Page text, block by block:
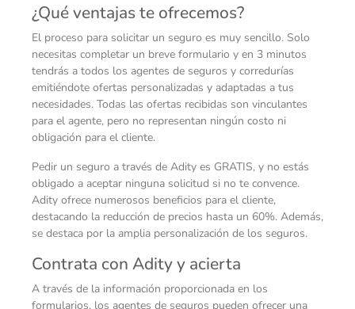
¿Qué ventajas te ofrecemos?
El proceso para solicitar un seguro es muy sencillo. Solo
necesitas completar un breve formulario y en 3 minutos
tendrás a todos los agentes de seguros y corredurías
emitiéndote ofertas personalizadas y adaptadas a tus
necesidades. Todas las ofertas recibidas son vinculantes
para el agente, pero no representan ningún costo ni
obligación para el cliente.
Pedir un seguro a través de Adity es GRATIS, y no estás
obligado a aceptar ninguna solicitud si no te convence.
Adity ofrece numerosos beneficios para el cliente,
destacando la reducción de precios hasta un 60%. Además,
se destaca por la amplia personalización de los seguros.
Contrata con Adity y acierta
A través de la información proporcionada en los
formularios, los agentes de seguros pueden ofrecer una